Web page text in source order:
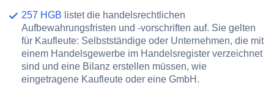
257 HGB listet die handelsrechtlichen
Aufbewahrungsfristen und -vorschriften auf. Sie gelten
für Kaufleute: Selbstständige oder Unternehmen, die mit
einem Handelsgewerbe im Handelsregister verzeichnet
sind und eine Bilanz erstellen müssen, wie
eingetragene Kaufleute oder eine GmbH.